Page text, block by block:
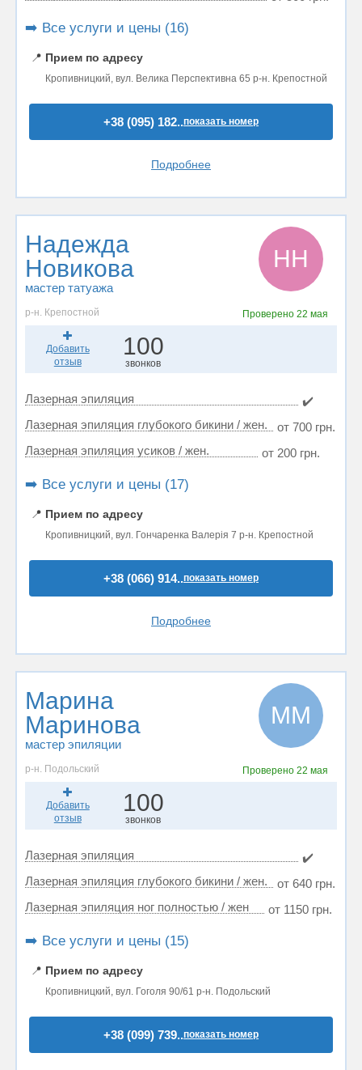
➡️ Все услуги и цены (16)
📍 Прием по адресу
Кропивницкий, вул. Велика Перспективна 65 р-н. Крепостной
+38 (095) 182..показать номер
Подробнее
Надежда
Новикова
мастер татуажа
НН
р-н. Крепостной Проверено 22 мая
Добавить
отзыв
100
звонков
Лазерная эпиляция
✔️
Лазерная эпиляция глубокого бикини / жен.
от 700 грн.
Лазерная эпиляция усиков / жен.
от 200 грн.
➡️ Все услуги и цены (17)
📍 Прием по адресу
Кропивницкий, вул. Гончаренка Валерія 7 р-н. Крепостной
+38 (066) 914..показать номер
Подробнее
Марина
Маринова
мастер эпиляции
ММ
р-н. Подольский Проверено 22 мая
Добавить
отзыв
100
звонков
Лазерная эпиляция
✔️
Лазерная эпиляция глубокого бикини / жен.
от 640 грн.
Лазерная эпиляция ног полностью / жен
от 1150 грн.
➡️ Все услуги и цены (15)
📍 Прием по адресу
Кропивницкий, вул. Гоголя 90/61 р-н. Подольский
+38 (099) 739..показать номер